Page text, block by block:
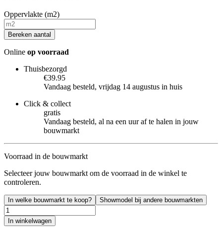
Oppervlakte (m2)
Bereken aantal
Online op voorraad
Thuisbezorgd
€39.95
Vandaag besteld, vrijdag 14 augustus in huis
Click & collect
gratis
Vandaag besteld, al na een uur af te halen in jouw
bouwmarkt
Voorraad in de bouwmarkt
Selecteer jouw bouwmarkt om de voorraad in de winkel te
controleren.
In welke bouwmarkt te koop? Showmodel bij andere bouwmarkten
In winkelwagen